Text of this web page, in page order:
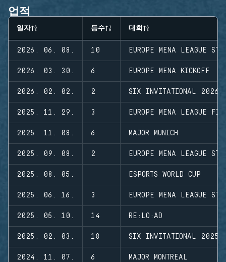
업적
일자 등수 대회
2026. 06. 08. 10 EUROPE MENA LEAGUE
2026. 03. 30. 6 EUROPE MENA KICKOFF
2026. 02. 02. 2 SIX INVITATIONAL 2026
2025. 11. 29. 3 EUROPE MENA LEAGUE
2025. 11. 08. 6 MAJOR MUNICH
2025. 09. 08. 2 EUROPE MENA LEAGUE
2025. 08. 05. ESPORTS WORLD CUP
2025. 06. 16. 3 EUROPE MENA LEAGUE
2025. 05. 10. 14 RE:LO:AD
2025. 02. 03. 18 SIX INVITATIONAL 2025
2024. 11. 07. 6 MAJOR MONTREAL